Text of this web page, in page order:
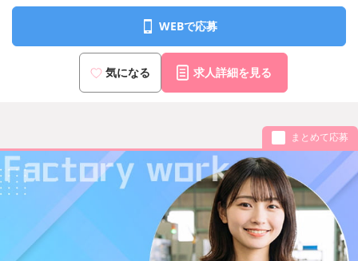
WEBで応募
気になる 求人詳細を見る
まとめて応募